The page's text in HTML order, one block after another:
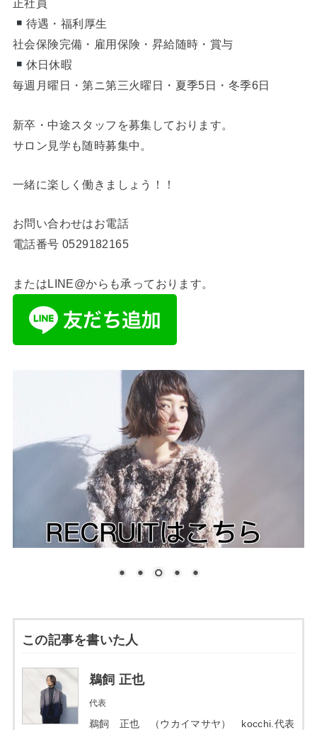
正社員
待遇・福利厚生
社会保険完備・雇用保険・昇給随時・賞与
休日休暇
毎週月曜日・第ニ第三火曜日・夏季5日・冬季6日
新卒・中途スタッフを募集しております。
サロン見学も随時募集中。
一緒に楽しく働きましょう！！
お問い合わせはお電話
電話番号 0529182165
またはLINE@からも承っております。
この記事を書いた人
鵜飼 正也
代表
鵜飼 正也 （ウカイマサヤ） kocchi.代表